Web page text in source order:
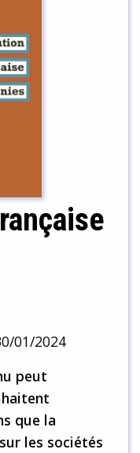
01/2024
peut
que la
les sociétés